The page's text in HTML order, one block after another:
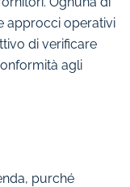
approcci operativi
di verificare
agli
purché